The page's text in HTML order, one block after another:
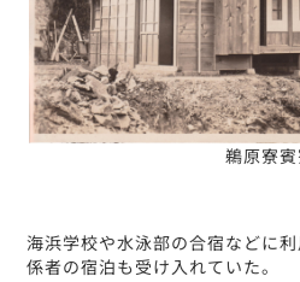
鵜原寮賓
海浜学校や水泳部の合宿などに
係者の宿泊も受け入れていた。